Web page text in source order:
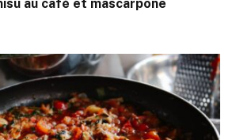
au café et mascarpone